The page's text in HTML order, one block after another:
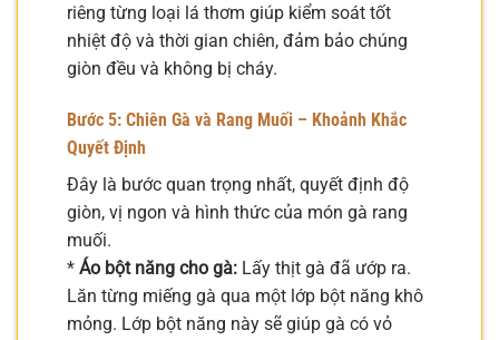
riêng từng loại lá thơm giúp kiểm soát tốt
nhiệt độ và thời gian chiên, đảm bảo chúng
giòn đều và không bị cháy.
Bước 5: Chiên Gà và Rang Muối – Khoảnh Khắc
Quyết Định
Đây là bước quan trọng nhất, quyết định độ
giòn, vị ngon và hình thức của món gà rang
muối.
* Áo bột năng cho gà: Lấy thịt gà đã ướp ra.
Lăn từng miếng gà qua một lớp bột năng khô
mỏng. Lớp bột năng này sẽ giúp gà có vỏ